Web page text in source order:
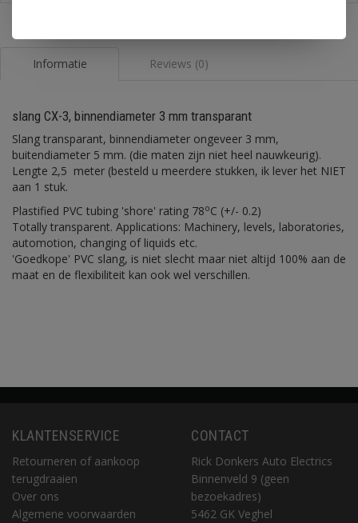
Informatie Reviews (0)
slang CX-3, binnendiameter 3 mm transparant
Slang transparant, binnendiameter ongeveer 3 mm,
buitendiameter 5 mm. (die maten zijn niet heel nauwkeurig).
Lengte 2,5 meter (besteld u meerdere stukken, ik lever het NIET
aan 1 stuk.
Plastified PVC tubing 'shore' rating 78oC (+/- 0.2)
Totally transparent. Applications: Machinery, levels, laboratories,
automotion, changing of liquids etc.
'Goedkope' PVC slang, is niet slecht maar niet altijd 100% aan de
maat en de flexibiliteit kan ook wel verschillen.
KLANTENSERVICE
Retourneren of aankoop
terugdraaien
Over ons
Algemene voorwaarden
CONTACT
Rick Donkers Auto Electrics
Binnenveld 9 (geen
bezoekadres)
5462 GK Veghel